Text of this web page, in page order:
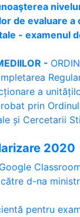
de evaluare
- examenul
-
a
prin
și Cercetarii
2020
către d-na
pentru